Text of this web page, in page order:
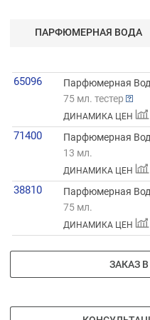
ПАРФЮМЕРНАЯ ВОДА
65096
Парфюмерная
75 мл. тестер
ДИНАМИКА ЦЕН
71400
Парфюмерная
13 мл.
ДИНАМИКА ЦЕН
38810
Парфюмерная
75 мл.
ДИНАМИКА ЦЕН
ЗАКАЗ